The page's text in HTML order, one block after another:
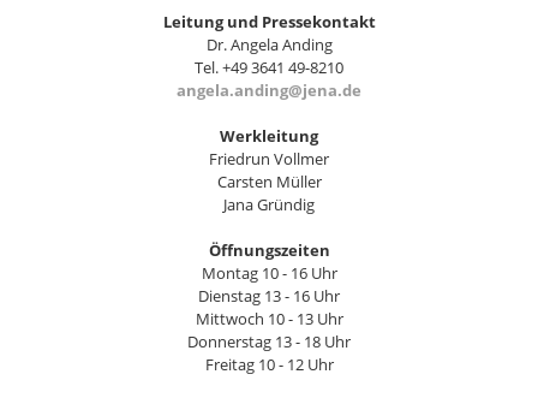
Leitung und Pressekontakt
Dr. Angela Anding
Tel. +49 3641 49-8210
angela.anding@jena.de
Werkleitung
Friedrun Vollmer
Carsten Müller
Jana Gründig
Öffnungszeiten
Montag 10 - 16 Uhr
Dienstag 13 - 16 Uhr
Mittwoch 10 - 13 Uhr
Donnerstag 13 - 18 Uhr
Freitag 10 - 12 Uhr